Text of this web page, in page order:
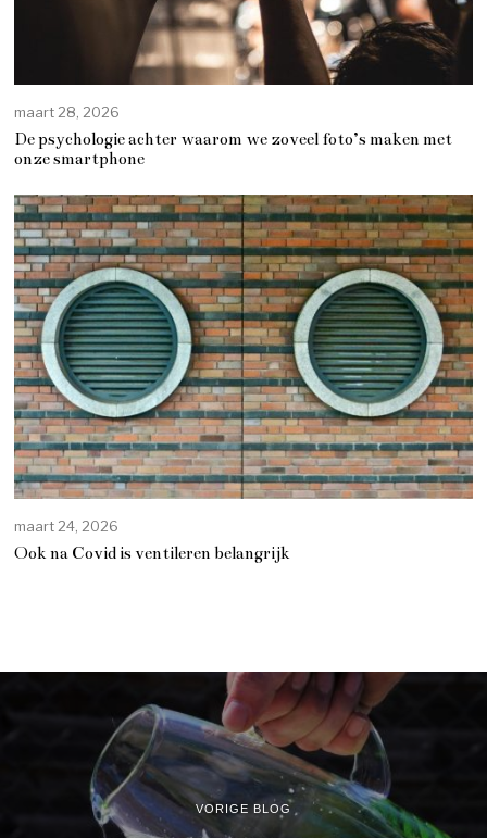
maart 28, 2026
De psychologie achter waarom we zoveel foto’s maken met
onze smartphone
maart 24, 2026
Ook na Covid is ventileren belangrijk
VORIGE BLOG